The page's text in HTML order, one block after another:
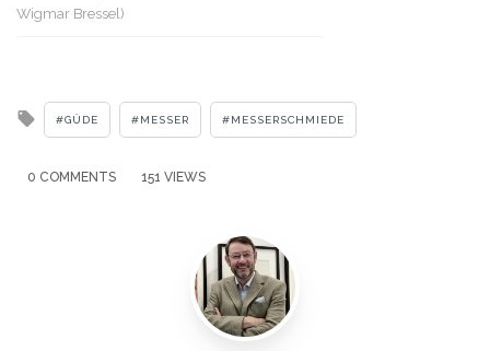
Wigmar Bressel)
Tagged
GÜDE MESSER MESSERSCHMIEDE
0 COMMENTS 151 VIEWS